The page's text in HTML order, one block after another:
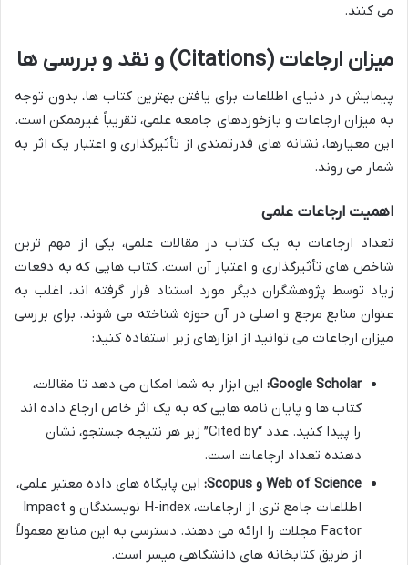
می کنند.
میزان ارجاعات (Citations) و نقد و بررسی ها
پیمایش در دنیای اطلاعات برای یافتن بهترین کتاب ها، بدون توجه
به میزان ارجاعات و بازخوردهای جامعه علمی، تقریباً غیرممکن است.
این معیارها، نشانه های قدرتمندی از تأثیرگذاری و اعتبار یک اثر به
شمار می روند.
اهمیت ارجاعات علمی
تعداد ارجاعات به یک کتاب در مقالات علمی، یکی از مهم ترین
شاخص های تأثیرگذاری و اعتبار آن است. کتاب هایی که به دفعات
زیاد توسط پژوهشگران دیگر مورد استناد قرار گرفته اند، اغلب به
عنوان منابع مرجع و اصلی در آن حوزه شناخته می شوند. برای بررسی
میزان ارجاعات می توانید از ابزارهای زیر استفاده کنید:
Google Scholar: این ابزار به شما امکان می دهد تا مقالات،
کتاب ها و پایان نامه هایی که به یک اثر خاص ارجاع داده اند
را پیدا کنید. عدد “Cited by” زیر هر نتیجه جستجو، نشان
دهنده تعداد ارجاعات است.
Web of Science و Scopus:
این پایگاه های داده معتبر علمی،
اطلاعات جامع تری از ارجاعات، H-index نویسندگان و Impact
Factor مجلات را ارائه می دهند. دسترسی به این منابع معمولاً
از طریق کتابخانه های دانشگاهی میسر است.